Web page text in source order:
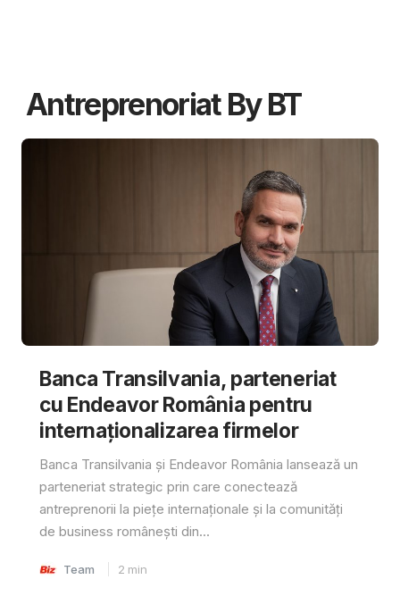
Antreprenoriat By BT
Banca Transilvania, parteneriat
cu Endeavor România pentru
internaționalizarea firmelor
Banca Transilvania și Endeavor România lansează un
parteneriat strategic prin care conectează
antreprenorii la piețe internaționale și la comunități
de business românești din...
Team 2 min